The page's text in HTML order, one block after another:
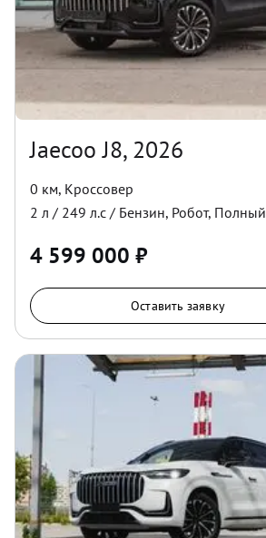
Jaecoo J8, 2026
0 км, Кроссовер
2 л / 249 л.с / Бензин, Робот, Полный
4 599 000 ₽
Оставить заявку